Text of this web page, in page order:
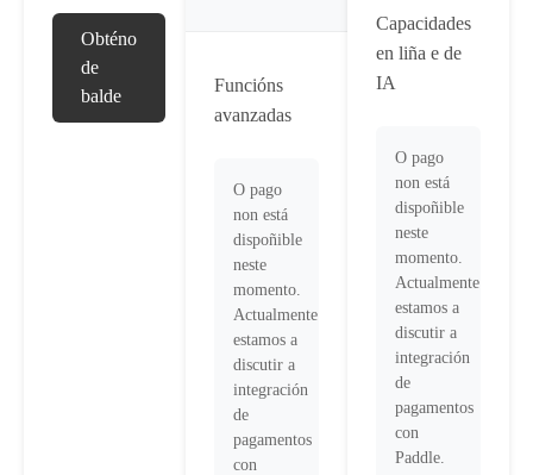
Obténo
de
balde
Funcións
avanzadas
O pago
non está
dispoñible
neste
momento.
Actualmente
estamos a
discutir a
integración
de
pagamentos
con
Capacidades
en liña e de
IA
O pago
non está
dispoñible
neste
momento.
Actualmente
estamos a
discutir a
integración
de
pagamentos
con
Paddle.